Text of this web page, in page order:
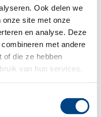
Ook delen we
onze site met onze
en analyse. Deze
met andere
of die ze hebben
van hun services.
en BSO’s
thema, waarin de
kunnen!